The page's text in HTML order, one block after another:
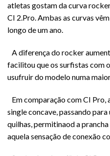
atletas gostam da curva
CI 2.Pro. Ambas as curvas
longo de um ano.
A diferença do rocker
facilitou que os surfistas com
usufruir do modelo numa
Em comparação com CI
single concave, passando
quilhas, permitinaod a
aquela sensação de conexão